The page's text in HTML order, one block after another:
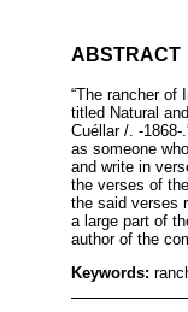
ABSTRACT
“The rancher of
titled Natural
Cuéllar /. -
as someone
and write in
the verses of
the said verses
a large part of
author of the
Keywords: